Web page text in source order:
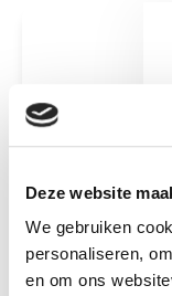
Deze website
We gebruiken
personaliseren,
en om ons